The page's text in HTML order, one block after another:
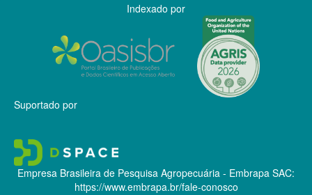
Indexado por
Suportado por
Empresa Brasileira de Pesquisa Agropecuária - Embrapa SAC:
https://www.embrapa.br/fale-conosco